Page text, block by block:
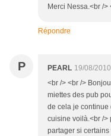
Merci Nessa.<br />
Répondre
P PEARL 19/08/
<br /> <br />
miettes des pub
de cela je continue
cuisine voilà.<br />
partager si